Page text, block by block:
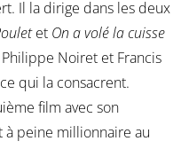
Il la dirige dans les deux
et On a volé la cuisse
Noiret et Francis
qui la consacrent.
film avec son
peine millionnaire au